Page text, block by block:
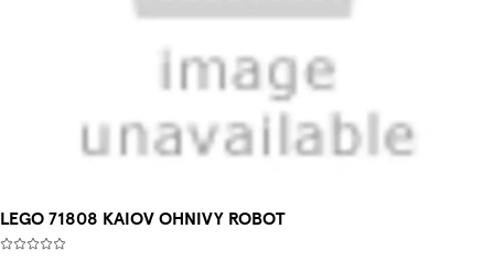
LEGO 71808 KAIOV OHNIVY ROBOT